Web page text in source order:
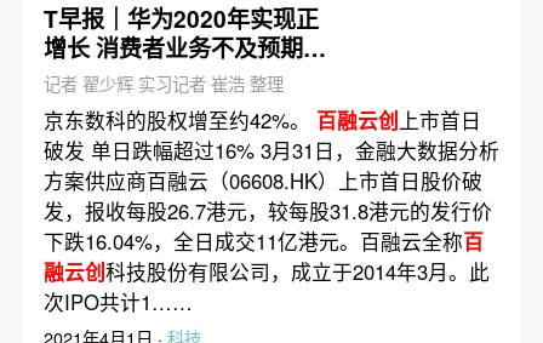
T早报｜华为2020年实现正
增长 消费者业务不及预期；
Arm发布v9架构 称不受美国
出口管理条例约束；京东拆
分云计算及人工智能业务给
京东数科
记者 翟少辉 实习记者 崔浩 整理
京东数科的股权增至约42%。 百融云创上市首日
破发 单日跌幅超过16% 3月31日，金融大数据分析
方案供应商百融云（06608.HK）上市首日股价破
发，报收每股26.7港元，较每股31.8港元的发行价
下跌16.04%，全日成交11亿港元。百融云全称百
融云创科技股份有限公司，成立于2014年3月。此
次IPO共计1……